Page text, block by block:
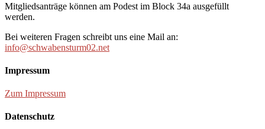
Mitgliedsanträge können am Podest im Block 34a ausgefüllt
werden.
Bei weiteren Fragen schreibt uns eine Mail an:
info@schwabensturm02.net
Impressum
Zum Impressum
Datenschutz